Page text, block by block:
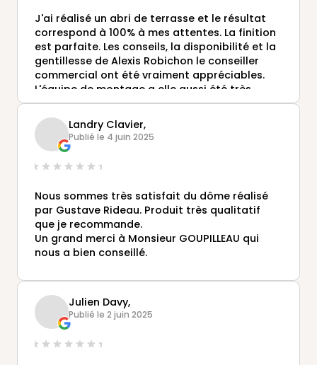
J'ai réalisé un abri de terrasse et le résultat
correspond à 100% à mes attentes. La finition
est parfaite. Les conseils, la disponibilité et la
gentillesse de Alexis Robichon le conseiller
commercial ont été vraiment appréciables.
L'équipe de montage a elle aussi été très
professionnelle et à l'écoute. Je recommence
vivement Gustave Rideau.
Landry Clavier,
Publié le 4 juin 2025
Nous sommes très satisfait du dôme réalisé
par Gustave Rideau. Produit très qualitatif
que je recommande.
Un grand merci à Monsieur GOUPILLEAU qui
nous a bien conseillé.
Julien Davy,
Publié le 2 juin 2025